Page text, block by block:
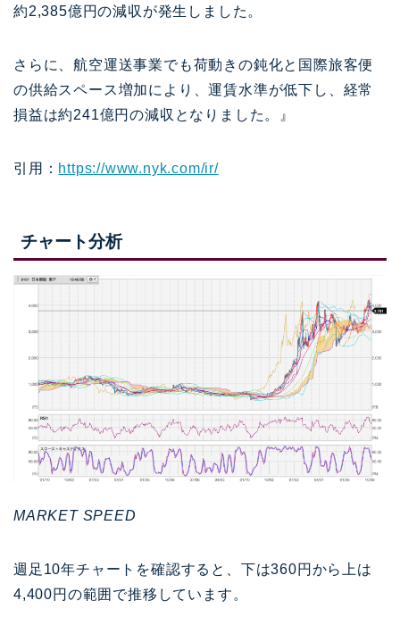
約2,385億円の減収が発生しました。
さらに、航空運送事業でも荷動きの鈍化と国際旅客便
の供給スペース増加により、運賃水準が低下し、経常
損益は約241億円の減収となりました。』
引用： https://www.nyk.com/ir/
チャート分析
MARKET SPEED
週足10年チャートを確認すると、下は360円から上は
4,400円の範囲で推移しています。